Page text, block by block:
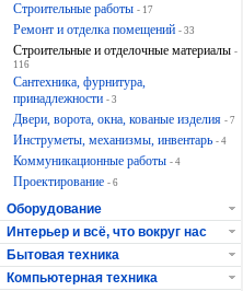
Строительные работы - 17
Ремонт и отделка помещений - 33
Строительные и отделочные материалы -
116
Сантехника, фурнитура,
принадлежности - 3
Двери, ворота, окна, кованые изделия - 7
Инструметы, механизмы, инвентарь - 4
Коммуникационные работы - 4
Проектирование - 6
Оборудование
Интерьер и всё, что вокруг нас
Бытовая техника
Компьютерная техника